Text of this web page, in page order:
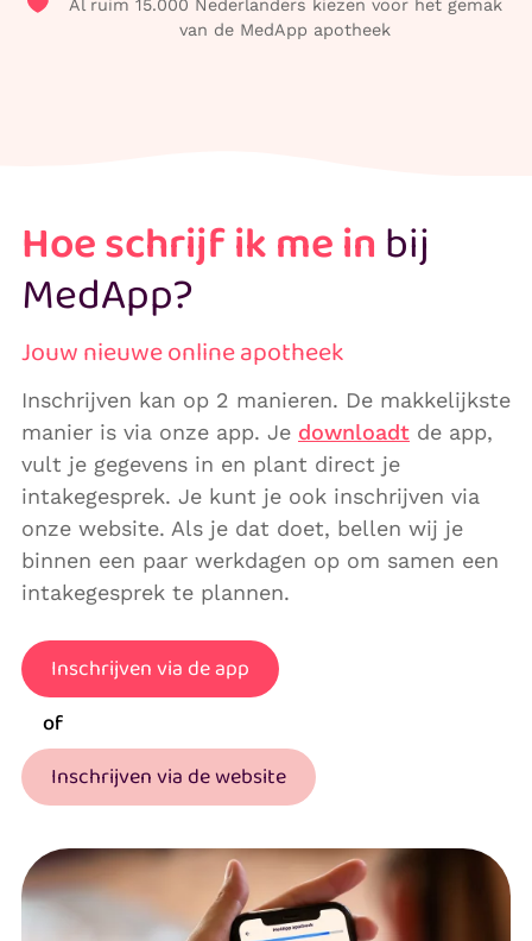
Al ruim 15.000 Nederlanders kiezen voor het gemak
van de MedApp apotheek​
Hoe schrijf ik me inbij
MedApp?
Jouw nieuwe online apotheek
Inschrijven kan op 2 manieren. De makkelijkste
manier is via onze app. Je downloadt de app,
vult je gegevens in en plant direct je
intakegesprek. Je kunt je ook inschrijven via
onze website. Als je dat doet, bellen wij je
binnen een paar werkdagen op om samen een
intakegesprek te plannen.
Inschrijven via de app
of
Inschrijven via de website